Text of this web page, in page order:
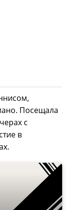
Посещала
с
в